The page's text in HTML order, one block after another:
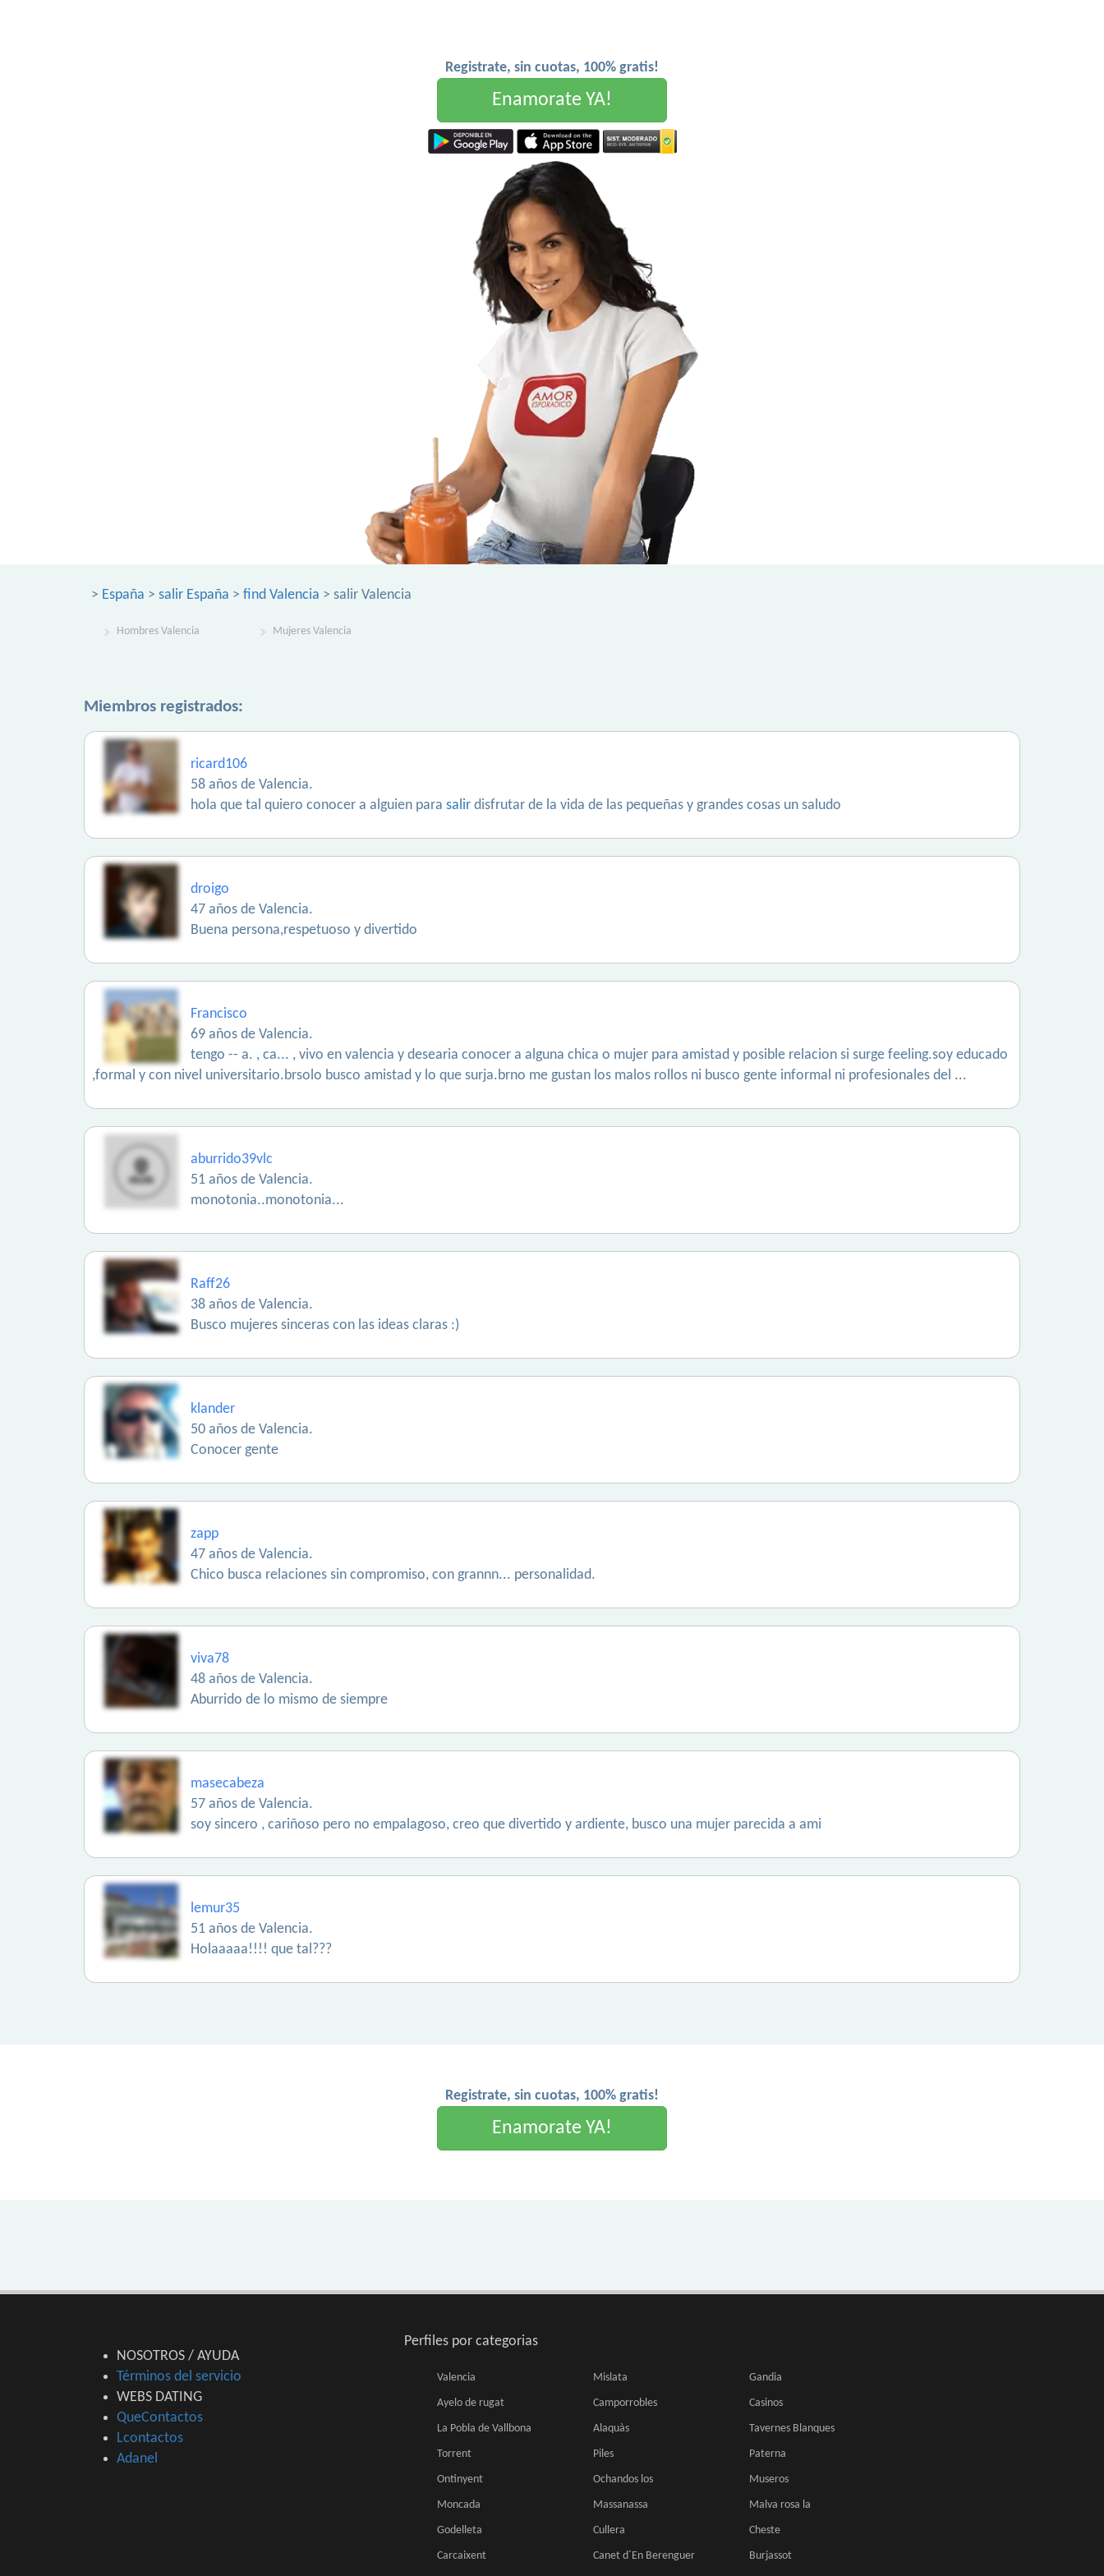
Registrate, sin cuotas, 100% gratis!
Enamorate YA!
> España > salir España > find Valencia > salir Valencia
Hombres Valencia Mujeres Valencia
Miembros registrados:
ricard106
58 años de Valencia.
hola que tal quiero conocer a alguien para salir disfrutar de la vida de las pequeñas y grandes cosas un saludo
droigo
47 años de Valencia.
Buena persona,respetuoso y divertido
Francisco
69 años de Valencia.
tengo -- a. , ca... , vivo en valencia y desearia conocer a alguna chica o mujer para amistad y posible relacion si surge feeling.soy educado
,formal y con nivel universitario.brsolo busco amistad y lo que surja.brno me gustan los malos rollos ni busco gente informal ni profesionales del ...
aburrido39vlc
51 años de Valencia.
monotonia..monotonia...
Raff26
38 años de Valencia.
Busco mujeres sinceras con las ideas claras :)
klander
50 años de Valencia.
Conocer gente
zapp
47 años de Valencia.
Chico busca relaciones sin compromiso, con grannn... personalidad.
viva78
48 años de Valencia.
Aburrido de lo mismo de siempre
masecabeza
57 años de Valencia.
soy sincero , cariñoso pero no empalagoso, creo que divertido y ardiente, busco una mujer parecida a ami
lemur35
51 años de Valencia.
Holaaaaa!!!! que tal???
Registrate, sin cuotas, 100% gratis!
Enamorate YA!
NOSOTROS / AYUDA
Términos del servicio
WEBS DATING
QueContactos
Lcontactos
Adanel
Perfiles por categorias
Valencia Mislata Gandia
Ayelo de rugat Camporrobles Casinos
La Pobla de Vallbona Alaquàs Tavernes Blanques
Torrent Piles Paterna
Ontinyent Ochandos los Museros
Moncada Massanassa Malva rosa la
Godelleta Cullera Cheste
Carcaixent Canet d´En Berenguer Burjassot